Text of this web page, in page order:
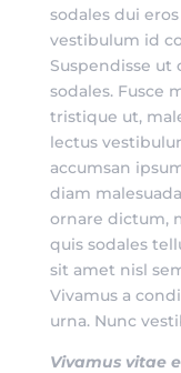
sodales dui
vestibulum id
Suspendisse
sodales. Fusce
tristique ut,
lectus
accumsan
diam
ornare dictum,
quis sodales
sit amet nisl
Vivamus a
urna. Nunc
Vivamus vitae